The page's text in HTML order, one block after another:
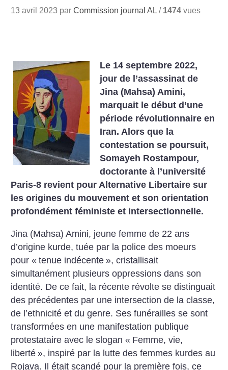
13 avril 2023 parCommission journal AL / 1474 vues
Le 14 septembre 2022,
jour de l’assassinat de
Jina (Mahsa) Amini,
marquait le début d’une
période révolutionnaire en
Iran. Alors que la
contestation se poursuit,
Somayeh Rostampour,
doctorante à l’université
Paris-8 revient pour Alternative Libertaire sur
les origines du mouvement et son orientation
profondément féministe et intersectionnelle.
Jina (Mahsa) Amini, jeune femme de 22 ans
d’origine kurde, tuée par la police des moeurs
pour « tenue indécente », cristallisait
simultanément plusieurs oppressions dans son
identité. De ce fait, la récente révolte se distinguait
des précédentes par une intersection de la classe,
de l’ethnicité et du genre. Ses funérailles se sont
transformées en une manifestation publique
protestataire avec le slogan « Femme, vie,
liberté », inspiré par la lutte des femmes kurdes au
Rojava. Il était scandé pour la première fois, ce